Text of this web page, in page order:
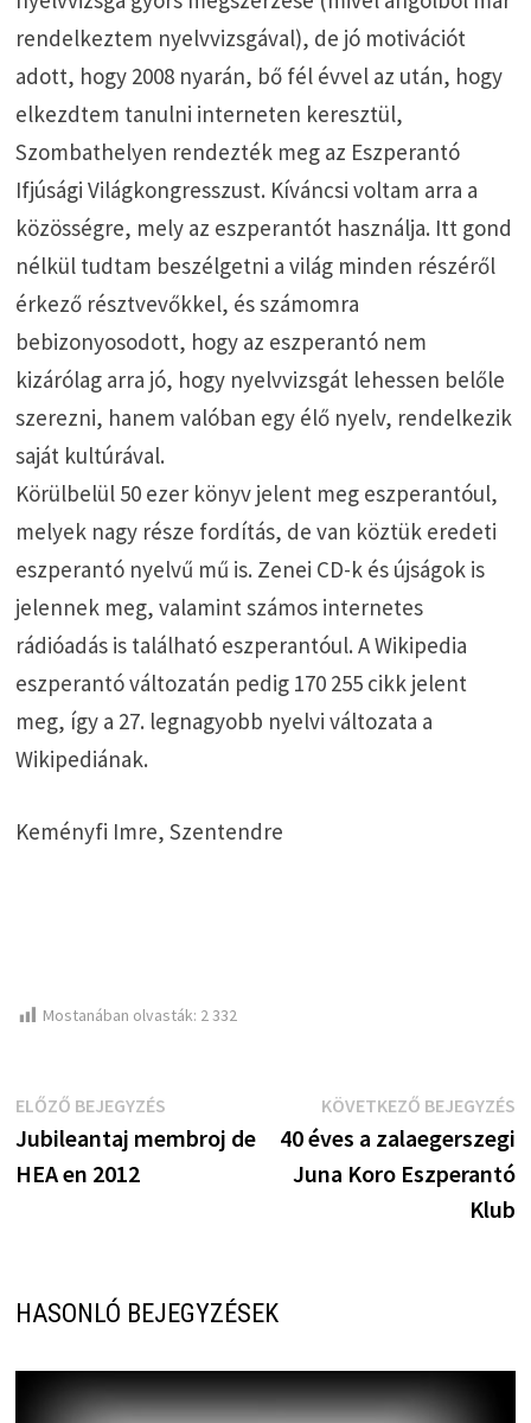
rendelkeztem nyelvvizsgával), de jó motivációt
adott, hogy 2008 nyarán, bő fél évvel az után, hogy
elkezdtem tanulni interneten keresztül,
Szombathelyen rendezték meg az Eszperantó
Ifjúsági Világkongresszust. Kíváncsi voltam arra a
közösségre, mely az eszperantót használja. Itt gond
nélkül tudtam beszélgetni a világ minden részéről
érkező résztvevőkkel, és számomra
bebizonyosodott, hogy az eszperantó nem
kizárólag arra jó, hogy nyelvvizsgát lehessen belőle
szerezni, hanem valóban egy élő nyelv, rendelkezik
saját kultúrával.
Körülbelül 50 ezer könyv jelent meg eszperantóul,
melyek nagy része fordítás, de van köztük eredeti
eszperantó nyelvű mű is. Zenei CD-k és újságok is
jelennek meg, valamint számos internetes
rádióadás is található eszperantóul. A Wikipedia
eszperantó változatán pedig 170 255 cikk jelent
meg, így a 27. legnagyobb nyelvi változata a
Wikipediának.
Keményfi Imre, Szentendre
Mostanában olvasták: 2 332
Bejegyzés
navigáció
ELŐZŐ BEJEGYZÉSElőző
bejegyzés:
Jubileantaj membroj de
HEA en 2012
KÖVETKEZŐ BEJEGYZÉS
40 éves a zalaegerszegi
Juna Koro Eszperantó
Klub
HASONLÓ BEJEGYZÉSEK